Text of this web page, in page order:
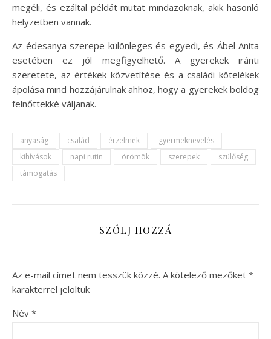
megéli, és ezáltal példát mutat mindazoknak, akik hasonló
helyzetben vannak.
Az édesanya szerepe különleges és egyedi, és Ábel Anita
esetében ez jól megfigyelhető. A gyerekek iránti
szeretete, az értékek közvetítése és a családi kötelékek
ápolása mind hozzájárulnak ahhoz, hogy a gyerekek boldog
felnőttekké váljanak.
anyaság család érzelmek
gyermeknevelés
kihívások
napi rutin örömök szerepek
szülőség
támogatás
SZÓLJ HOZZÁ
Az e-mail címet nem tesszük közzé. A kötelező mezőket *
karakterrel jelöltük
Név *